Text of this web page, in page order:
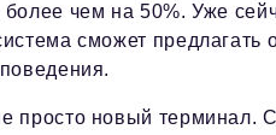
более чем на 50%. Уже
сможет предлагать
просто новый терминал.